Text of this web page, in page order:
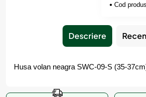
Cod
Descriere
Husa volan neagra SWC-09-S (35-